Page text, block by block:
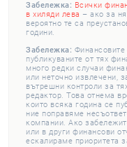
Забележка: Всички
в хиляди лева – ако за
вероятно те са
години.
Забележка:
публикуваните от тях
много редки случаи
или неточно извлечени,
вътрешни контроли за
редактор. Това отнема
които всяка година се
ние поправяме
компании. Ако
или в други финансови
ескалираме приоритета